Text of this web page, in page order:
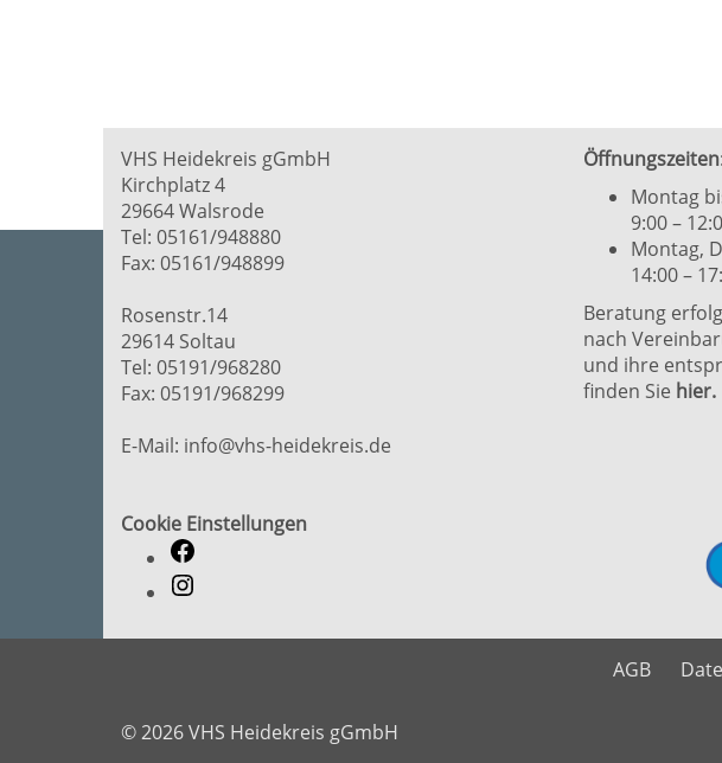
VHS Heidekreis gGmbH
Kirchplatz 4
29664 Walsrode
Tel: 05161/948880
Fax: 05161/948899
Rosenstr.14
29614 Soltau
Tel: 05191/968280
Fax: 05191/968299
E-Mail: info@vhs-heidekreis.de
Cookie Einstellungen
Öffnungszeiten:
Montag
9:00 –
Montag,
14:00 –
Beratung
nach
und ihre
finden Sie hier.
AGB
© 2026 VHS Heidekreis gGmbH